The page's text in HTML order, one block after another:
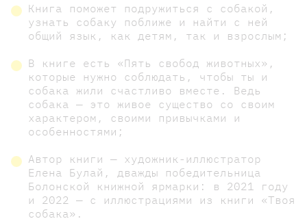
Книга поможет подружиться с собакой,
узнать собаку поближе и найти с ней
общий язык, как детям, так и взрослым;
В книге есть «Пять свобод животных»,
которые нужно соблюдать, чтобы ты и
собака жили счастливо вместе. Ведь
собака — это живое существо со своим
характером, своими привычками и
особенностями;
Автор книги — художник-иллюстратор
Елена Булай, дважды победительница
Болонской книжной ярмарки: в 2021 году
и 2022 — с иллюстрациями из книги «Твоя
собака».